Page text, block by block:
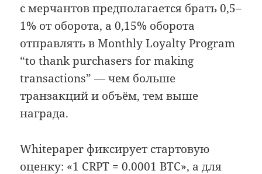
с мерчантов предполагается брать 0,5–
1% от оборота, а 0,15% оборота
отправлять в Monthly Loyalty Program
“to thank purchasers for making
transactions” — чем больше
транзакций и объём, тем выше
награда.
Whitepaper фиксирует стартовую
оценку: «1 CRPT = 0.0001 BTC», а для